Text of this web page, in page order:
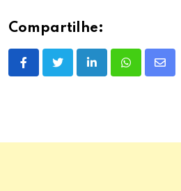
Compartilhe:
LinkedInWhatsappShare